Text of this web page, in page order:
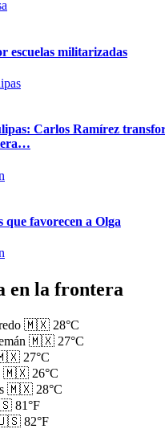
escuelas militarizadas
Carlos Ramírez
que favorecen a Olga
en la frontera
🇲🇽 28°C
🇲🇽 27°C
27°C
🇲🇽 26°C
🇲🇽 28°C
81°F
82°F